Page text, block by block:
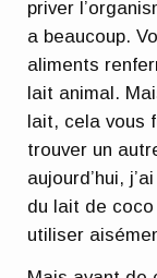
priver
a beaucoup.
aliments
lait animal.
lait, cela vous
trouver un
aujourd’hui,
du lait de
utiliser